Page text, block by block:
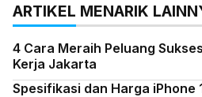
ARTIKEL MENARIK
4 Cara Meraih Peluang
Kerja Jakarta
Spesifikasi dan Harga iPhone